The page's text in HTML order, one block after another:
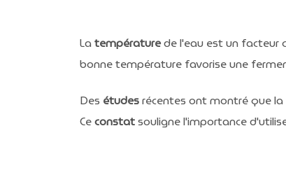
Latempératurede l'eau est un facteur
bonne température favorise une
Des étudesrécentes ont montré que
Ceconstatsouligne l'importance